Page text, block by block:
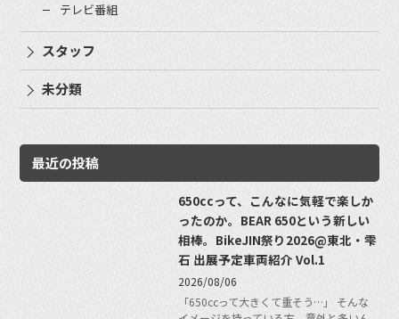
テレビ番組
スタッフ
未分類
最近の投稿
650ccって、こんなに気軽で楽しか
ったのか。BEAR 650という新しい
相棒。BikeJIN祭り2026@東北・雫
石 出展予定車両紹介 Vol.1
2026/08/06
「650ccって大きくて重そう…」 そんな